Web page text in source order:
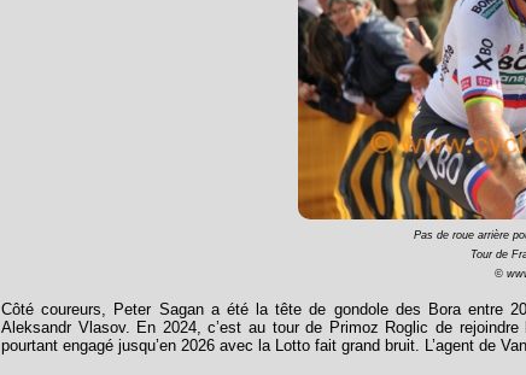
Pas de roue arrière
Tour de
©
Côté coureurs, Peter Sagan a été la tête de gondole des Bora entre
Aleksandr Vlasov. En 2024, c’est au tour de Primoz Roglic de rejoindre
pourtant engagé jusqu’en 2026 avec la Lotto fait grand bruit. L’agent de